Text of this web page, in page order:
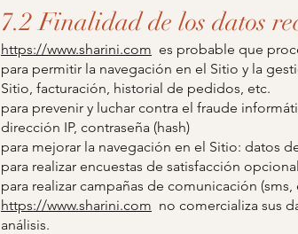
7.2 Finalidad de los datos
https://www.sharini.com es probable que
para permitir la navegación en el Sitio y la
Sitio, facturación, historial de pedidos, etc.
para prevenir y luchar contra el fraude
dirección IP, contraseña (hash)
para mejorar la navegación en el Sitio: datos
para realizar encuestas de satisfacción
para realizar campañas de comunicación
https://www.sharini.com no comercializa sus
análisis.